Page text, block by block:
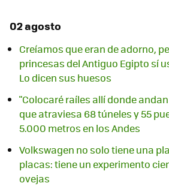
02 agosto
Creíamos que eran de adorno,
princesas del Antiguo Egipto sí
Lo dicen sus huesos
"Colocaré raíles allí donde
que atraviesa 68 túneles y 55
5.000 metros en los Andes
Volkswagen no solo tiene una
placas: tiene un experimento
ovejas